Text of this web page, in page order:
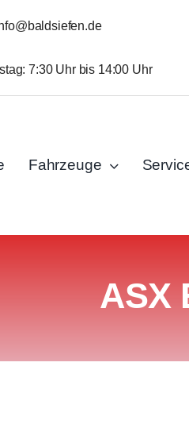
7:30 Uhr bis 14:00 Uhr
Fahrzeuge
ASX